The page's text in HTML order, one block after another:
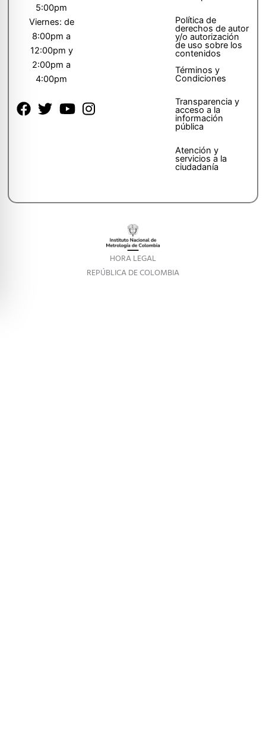
5:00pm
Viernes: de
8:00pm a
12:00pm y
2:00pm a
4:00pm
Política de
derechos de autor
y/o autorización
de uso sobre los
contenidos
Términos y
Condiciones
Transparencia y
acceso a la
información
pública
Atención y
servicios a la
ciudadanía
HORA LEGAL
REPÚBLICA DE COLOMBIA